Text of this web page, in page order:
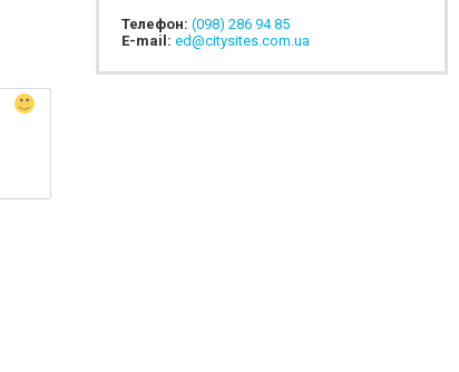
Телефон: (098) 286 94 85
E-mail: ed@citysites.com.ua